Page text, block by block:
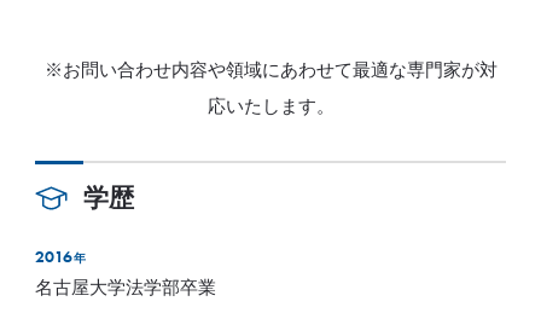
※お問い合わせ内容や領域にあわせて最適な専門家が対
応いたします。
学歴
2016年
名古屋大学法学部卒業